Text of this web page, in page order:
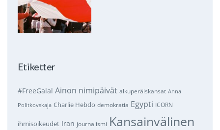
Etiketter
#FreeGalal Ainon nimipäivät alkuperäiskansat Anna
Politkovskaja Charlie Hebdo demokratia Egypti ICORN
ihmisoikeudet Iran journalismi Kansainvälinen